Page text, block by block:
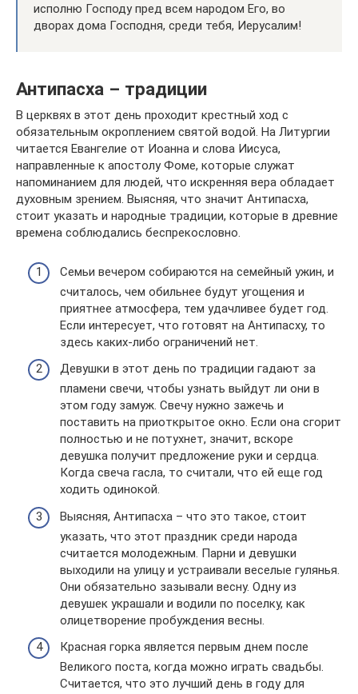
исполню Господу пред всем народом Его, во
дворах дома Господня, среди тебя, Иерусалим!
Антипасха – традиции
В церквях в этот день проходит крестный ход с
обязательным окроплением святой водой. На Литургии
читается Евангелие от Иоанна и слова Иисуса,
направленные к апостолу Фоме, которые служат
напоминанием для людей, что искренняя вера обладает
духовным зрением. Выясняя, что значит Антипасха,
стоит указать и народные традиции, которые в древние
времена соблюдались беспрекословно.
Семьи вечером собираются на семейный ужин, и
считалось, чем обильнее будут угощения и
приятнее атмосфера, тем удачливее будет год.
Если интересует, что готовят на Антипасху, то
здесь каких-либо ограничений нет.
Девушки в этот день по традиции гадают за
пламени свечи, чтобы узнать выйдут ли они в
этом году замуж. Свечу нужно зажечь и
поставить на приоткрытое окно. Если она сгорит
полностью и не потухнет, значит, вскоре
девушка получит предложение руки и сердца.
Когда свеча гасла, то считали, что ей еще год
ходить одинокой.
Выясняя, Антипасха – что это такое, стоит
указать, что этот праздник среди народа
считается молодежным. Парни и девушки
выходили на улицу и устраивали веселые гулянья.
Они обязательно зазывали весну. Одну из
девушек украшали и водили по поселку, как
олицетворение пробуждения весны.
Красная горка является первым днем после
Великого поста, когда можно играть свадьбы.
Считается, что это лучший день в году для